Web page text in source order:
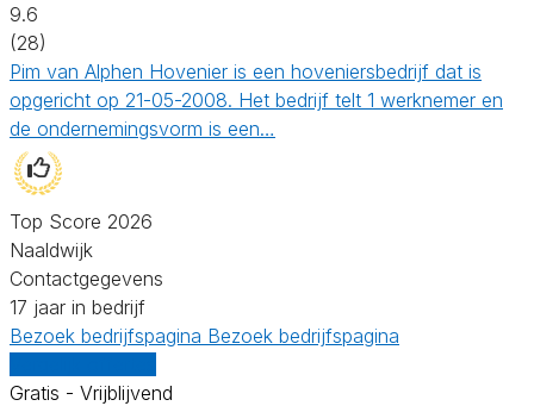
9.6
(28)
Pim van Alphen Hovenier is een hoveniersbedrijf dat is
opgericht op 21-05-2008. Het bedrijf telt 1 werknemer en
de ondernemingsvorm is een…
Top Score 2026
Naaldwijk
Contactgegevens
17 jaar in bedrijf
Bezoek bedrijfspagina Bezoek bedrijfspagina
Gratis - Vrijblijvend